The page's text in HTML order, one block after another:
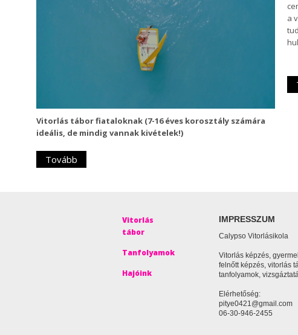
Vitorlás tábor fiataloknak (7-16 éves korosztály számára
ideális, de mindig vannak kivételek!)
Tovább
a
Vitorlás
tábor
Tanfolyamok
Hajóink
IMPRESSZUM
Calypso Vitorlásikola
Vitorlás képzés,
felnőtt képzés, vitorlás
tanfolyamok,
Elérhetőség:
pitye0421@gmail.com
06-30-946-2455